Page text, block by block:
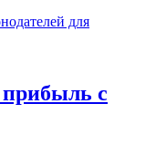
для
с